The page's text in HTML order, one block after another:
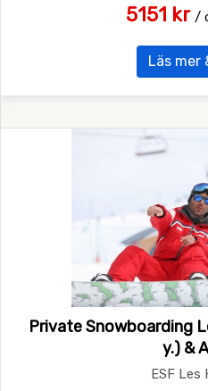
5151 kr /
Läs mer
Private Snowboarding
y.) &
ESF Les